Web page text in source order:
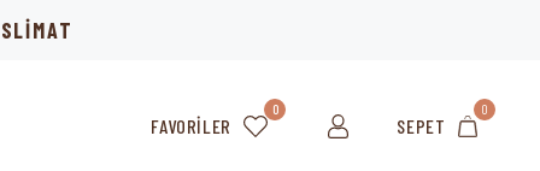
SEPET
0
FAVORILER
0